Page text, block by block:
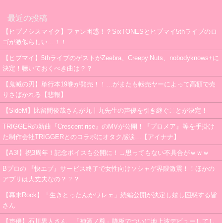
最近の投稿
【ヒプノシスマイク】ファン困惑！？SixTONESとヒプマイ5thライブのロ
ゴが激似らしい…！！
【ヒプマイ】5thライブのゲストがZeebra、Creepy Nuts、nobodyknows+に
決定！聴いておくべき曲は？？
【鬼滅の刃】単行本19巻が発売！！…がまたも転売ヤーによって高額で売
りさばかれる【悲報】
【SideM】比留間俊哉さんが九十九先生の声優を引き継ぐことが決定！
TRIGGERの新曲『Crescent rise』のMVが公開！『プロメア』等を手掛け
た制作会社TRIGGERとのコラボにオタク感涙…【アイナナ】
【A3!】祝3周年！記念ボイスも公開に！→思ってもない不具合がｗｗｗ
Bプロの 『快エブ』サービス終了で女性向けソシャゲ界隈激震！！ほかの
アプリは大丈夫なの？？？
【幕末Rock】「生きとったんかワレェ」続編公開が決定し嬉し困惑する皆
さん
【声優】石川界人さん、「神酒ノ尊」降板でついに地上波デビューしてし